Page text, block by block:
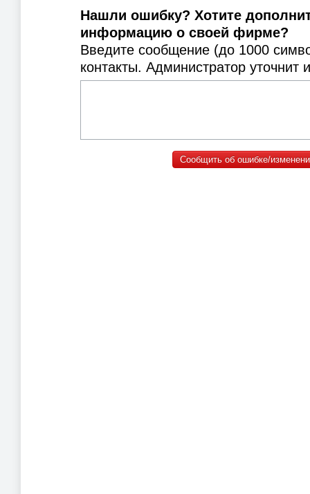
Нашли ошибку? Хотите
информацию о своей фирме?
Введите сообщение (до 1000
контакты. Администратор